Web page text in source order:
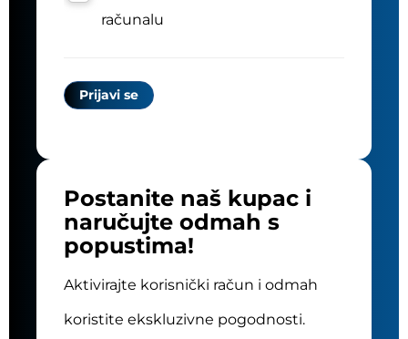
računalu
Postanite naš kupac i
naručujte odmah s
popustima!
Aktivirajte korisnički račun i odmah
koristite ekskluzivne pogodnosti.